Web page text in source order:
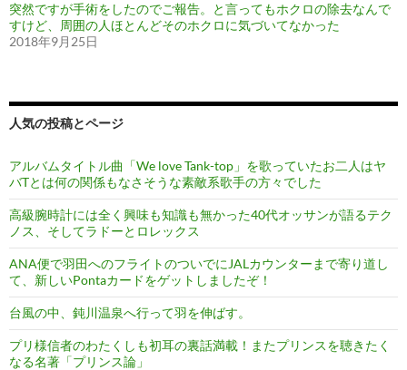
突然ですが手術をしたのでご報告。と言ってもホクロの除去なんで
すけど、周囲の人ほとんどそのホクロに気づいてなかった
2018年9月25日
人気の投稿とページ
アルバムタイトル曲「We love Tank-top」を歌っていたお二人はヤ
バTとは何の関係もなさそうな素敵系歌手の方々でした
高級腕時計には全く興味も知識も無かった40代オッサンが語るテク
ノス、そしてラドーとロレックス
ANA便で羽田へのフライトのついでにJALカウンターまで寄り道し
て、新しいPontaカードをゲットしましたぞ！
台風の中、鈍川温泉へ行って羽を伸ばす。
プリ様信者のわたくしも初耳の裏話満載！またプリンスを聴きたく
なる名著「プリンス論」